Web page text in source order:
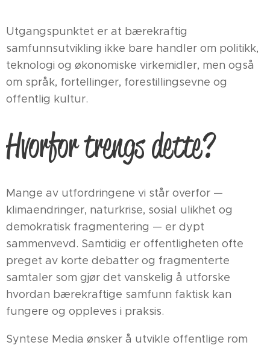
Utgangspunktet er at bærekraftig
samfunnsutvikling ikke bare handler om politikk,
teknologi og økonomiske virkemidler, men også
om språk, fortellinger, forestillingsevne og
offentlig kultur.
Hvorfor trengs dette?
Mange av utfordringene vi står overfor —
klimaendringer, naturkrise, sosial ulikhet og
demokratisk fragmentering — er dypt
sammenvevd. Samtidig er offentligheten ofte
preget av korte debatter og fragmenterte
samtaler som gjør det vanskelig å utforske
hvordan bærekraftige samfunn faktisk kan
fungere og oppleves i praksis.
Syntese Media ønsker å utvikle offentlige rom